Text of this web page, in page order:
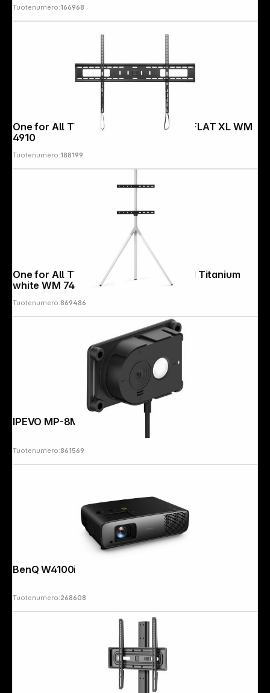
Tuotenumero:166968
One for All TV Wall mount 120" Solid FLAT XL WM
4910
Tuotenumero:188199
One for All TV Stand Full Metal Tripod Titanium
white WM 7462
Tuotenumero:869486
Tuotenumero:861569
BenQ W4100i
Tuotenumero:268608
Follow us on